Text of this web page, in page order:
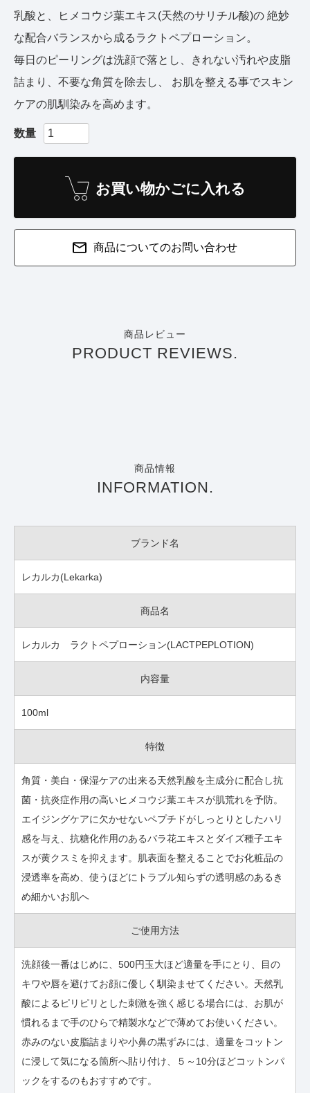
乳酸と、ヒメコウジ葉エキス(天然のサリチル酸)の 絶妙
な配合バランスから成るラクトペプローション。
毎日のピーリングは洗顔で落とし、きれない汚れや皮脂
詰まり、不要な角質を除去し、 お肌を整える事でスキン
ケアの肌馴染みを高めます。
お買い物かごに入れる
商品についてのお問い合わせ
商品レビュー
PRODUCT REVIEWS.
商品情報
INFORMATION.
ブランド名
レカルカ(Lekarka)
商品名
レカルカ ラクトペプローション(LACTPEPLOTION)
内容量
100ml
特徴
角質・美白・保湿ケアの出来る天然乳酸を主成分に配合し抗
菌・抗炎症作用の高いヒメコウジ葉エキスが肌荒れを予防。
エイジングケアに欠かせないペプチドがしっとりとしたハリ
感を与え、抗糖化作用のあるバラ花エキスとダイズ種子エキ
スが黄クスミを抑えます。肌表面を整えることでお化粧品の
浸透率を高め、使うほどにトラブル知らずの透明感のあるき
め細かいお肌へ
ご使用方法
洗顔後一番はじめに、500円玉大ほど適量を手にとり、目の
キワや唇を避けてお顔に優しく馴染ませてください。天然乳
酸によるピリピリとした刺激を強く感じる場合には、お肌が
慣れるまで手のひらで精製水などで薄めてお使いください。
赤みのない皮脂詰まりや小鼻の黒ずみには、適量をコットン
に浸して気になる箇所へ貼り付け、５～10分ほどコットンパ
ックをするのもおすすめです。